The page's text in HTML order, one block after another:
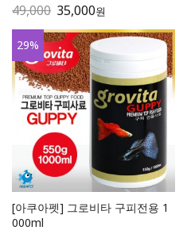
49,000 35,000원
29%
[아쿠아펫] 그로비타 구피전용 1
000ml